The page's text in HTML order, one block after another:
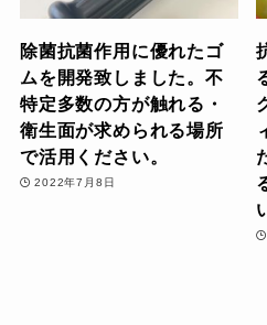
除菌抗菌作用に優れたゴ
ムを開発致しました。不
特定多数の方が触れる・
衛生面が求められる場所
で活用ください。
2022年7月8日